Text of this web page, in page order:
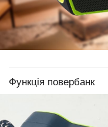
Функція повербанк